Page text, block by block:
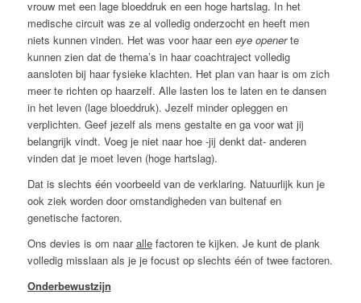
vrouw met een lage bloeddruk en een hoge hartslag. In het
medische circuit was ze al volledig onderzocht en heeft men
niets kunnen vinden. Het was voor haar een eye openerte
kunnen zien dat de thema’s in haar coachtraject volledig
aansloten bij haar fysieke klachten. Het plan van haar is om zich
meer te richten op haarzelf. Alle lasten los te laten en te dansen
in het leven (lage bloeddruk). Jezelf minder opleggen en
verplichten. Geef jezelf als mens gestalte en ga voor wat jij
belangrijk vindt. Voeg je niet naar hoe -jij denkt dat- anderen
vinden dat je moet leven (hoge hartslag).
Dat is slechts één voorbeeld van de verklaring. Natuurlijk kun je
ook ziek worden door omstandigheden van buitenaf en
genetische factoren.
Ons devies is om naarallefactoren te kijken. Je kunt de plank
volledig misslaan als je je focust op slechts één of twee factoren.
Onderbewustzijn